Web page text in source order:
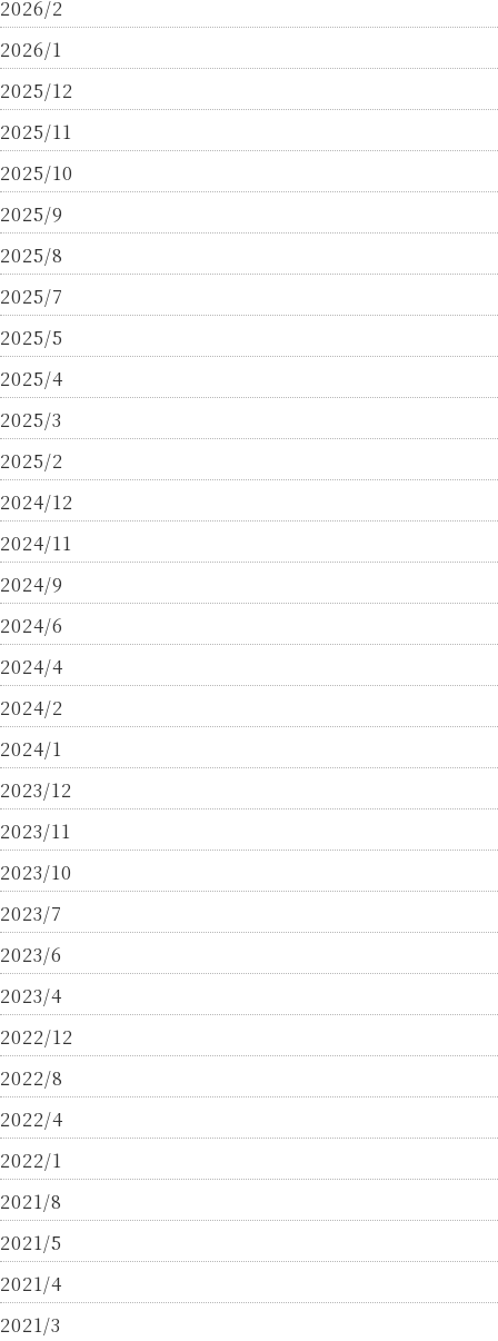
2026/2
2026/1
2025/12
2025/11
2025/10
2025/9
2025/8
2025/7
2025/5
2025/4
2025/3
2025/2
2024/12
2024/11
2024/9
2024/6
2024/4
2024/2
2024/1
2023/12
2023/11
2023/10
2023/7
2023/6
2023/4
2022/12
2022/8
2022/4
2022/1
2021/8
2021/5
2021/4
2021/3